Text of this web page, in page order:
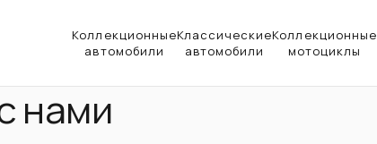
Коллекционные
автомобили
Классические
автомобили
Коллекционные
мотоциклы
нами